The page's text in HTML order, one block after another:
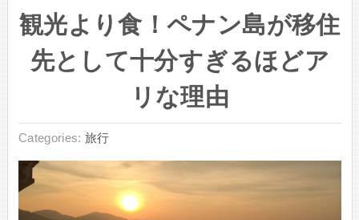
観光より食！ペナン島が移住
先として十分すぎるほどア
リな理由
Categories: 旅行